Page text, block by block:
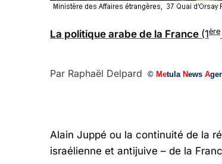
La politique arabe de la France (1ère
Par Raphaël Delpard © Metula News A
Alain Juppé ou la continuité de la
israélienne et antijuive – de la